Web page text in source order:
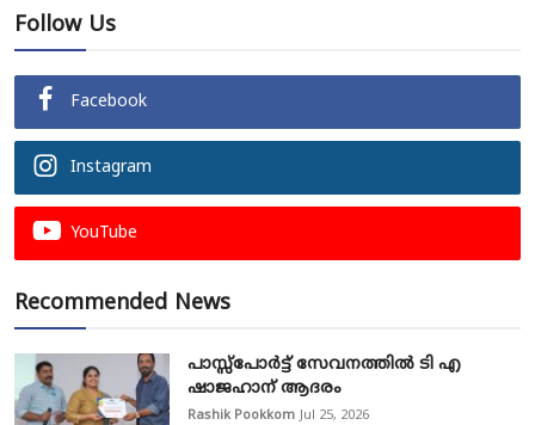
Follow Us
Facebook
Instagram
YouTube
Recommended News
പാസ്സ്‌പോർട്ട് സേവനത്തിൽ ടി എ
ഷാജഹാന് ആദരം
Rashik Pookkom Jul 25, 2026